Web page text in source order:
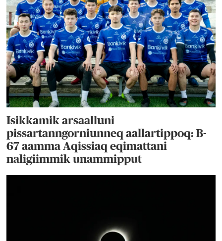
Isikkamik arsaalluni
pissartanngorniunneq aallartippoq: B-
67 aamma Aqissiaq eqimattani
naligiimmik unammipput